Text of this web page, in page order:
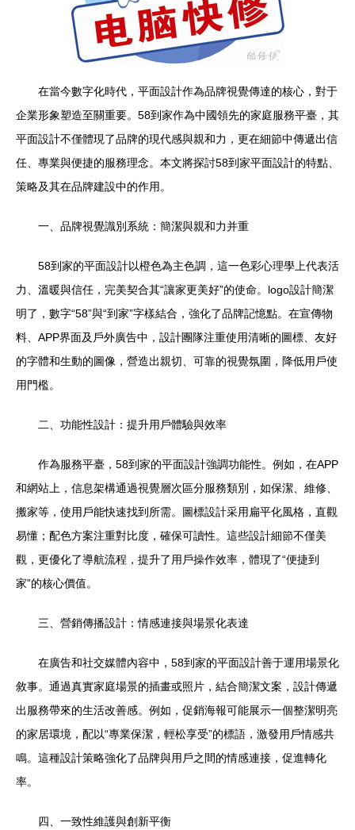
在當今數字化時代，平面設計作為品牌視覺傳達的核心，對于
企業形象塑造至關重要。58到家作為中國領先的家庭服務平臺，其
平面設計不僅體現了品牌的現代感與親和力，更在細節中傳遞出信
任、專業與便捷的服務理念。本文將探討58到家平面設計的特點、
策略及其在品牌建設中的作用。
一、品牌視覺識別系統：簡潔與親和力并重
58到家的平面設計以橙色為主色調，這一色彩心理學上代表活
力、溫暖與信任，完美契合其“讓家更美好”的使命。logo設計簡潔
明了，數字“58”與“到家”字樣結合，強化了品牌記憶點。在宣傳物
料、APP界面及戶外廣告中，設計團隊注重使用清晰的圖標、友好
的字體和生動的圖像，營造出親切、可靠的視覺氛圍，降低用戶使
用門檻。
二、功能性設計：提升用戶體驗與效率
作為服務平臺，58到家的平面設計強調功能性。例如，在APP
和網站上，信息架構通過視覺層次區分服務類別，如保潔、維修、
搬家等，使用戶能快速找到所需。圖標設計采用扁平化風格，直觀
易懂；配色方案注重對比度，確保可讀性。這些設計細節不僅美
觀，更優化了導航流程，提升了用戶操作效率，體現了“便捷到
家”的核心價值。
三、營銷傳播設計：情感連接與場景化表達
在廣告和社交媒體內容中，58到家的平面設計善于運用場景化
敘事。通過真實家庭場景的插畫或照片，結合簡潔文案，設計傳遞
出服務帶來的生活改善感。例如，促銷海報可能展示一個整潔明亮
的家居環境，配以“專業保潔，輕松享受”的標語，激發用戶情感共
鳴。這種設計策略強化了品牌與用戶之間的情感連接，促進轉化
率。
四、一致性維護與創新平衡